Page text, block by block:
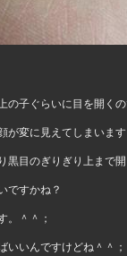
の子ぐらいに目を開くの
が変に見えてしまいます
黒目のぎりぎり上まで開
ですかね？
。＾＾；
いいんですけどね＾＾；